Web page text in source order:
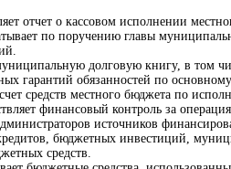
отчет о кассовом исполнении
по поручению главы
долговую книгу, в том
гарантий обязанностей по
средств местного бюджета по
финансовый контроль за
источников
бюджетных инвестиций,
средств.